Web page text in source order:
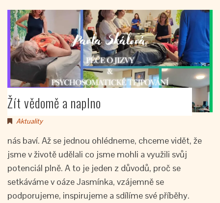
Žít vědomě a naplno
Aktuality
nás baví. Až se jednou ohlédneme, chceme vidět, že
jsme v životě udělali co jsme mohli a využili svůj
potenciál plně. A to je jeden z důvodů, proč se
setkáváme v oáze Jasmínka, vzájemně se
podporujeme, inspirujeme a sdílíme své příběhy.